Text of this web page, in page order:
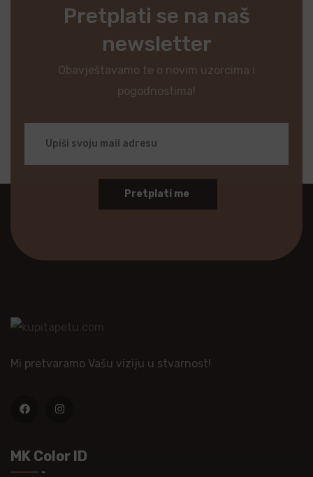
Pretplati se na naš
newsletter
Obavještavamo te o novim uzorcima i
pogodnostima!
Pretplati me
Mi pretvaramo Vašu viziju u stvarnost!
MK Color ID